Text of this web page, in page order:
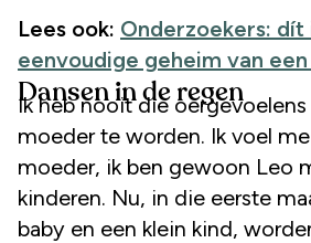
Lees ook: Onderzoekers: dít
eenvoudige geheim van
Dansen in de regen
Ik heb nooit die
moeder te worden. Ik voel
moeder, ik ben gewoon Leo
kinderen. Nu, in die eerste
baby en een klein kind,